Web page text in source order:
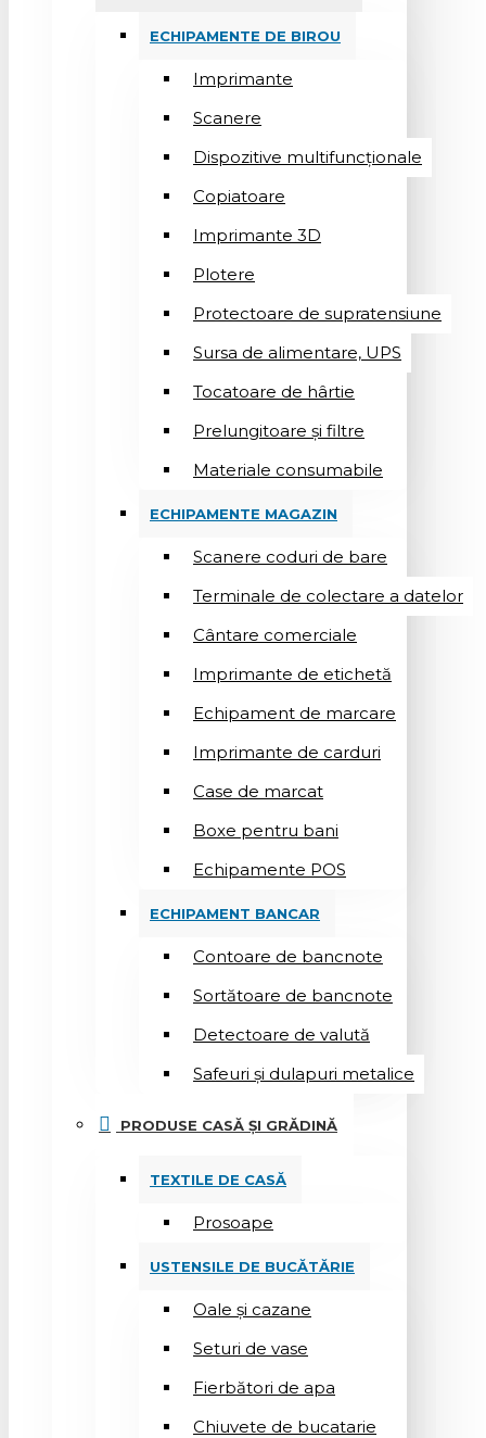
ECHIPAMENTE DE BIROU
Imprimante
Scanere
Dispozitive multifuncționale
Copiatoare
Imprimante 3D
Plotere
Protectoare de supratensiune
Sursa de alimentare, UPS
Tocatoare de hârtie
Prelungitoare și filtre
Materiale consumabile
ECHIPAMENTE MAGAZIN
Scanere coduri de bare
Terminale de colectare a datelor
Cântare comerciale
Imprimante de etichetă
Echipament de marcare
Imprimante de carduri
Case de marcat
Boxe pentru bani
Echipamente POS
ECHIPAMENT BANCAR
Contoare de bancnote
Sortătoare de bancnote
Detectoare de valută
Safeuri și dulapuri metalice
PRODUSE CASĂ ȘI GRĂDINĂ
TEXTILE DE CASĂ
Prosoape
USTENSILE DE BUCĂTĂRIE
Oale și cazane
Seturi de vase
Fierbători de apa
Chiuvete de bucatarie